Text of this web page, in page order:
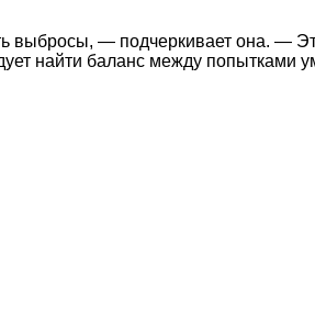
выбросы, — подчеркивает она. —
найти баланс между попытками